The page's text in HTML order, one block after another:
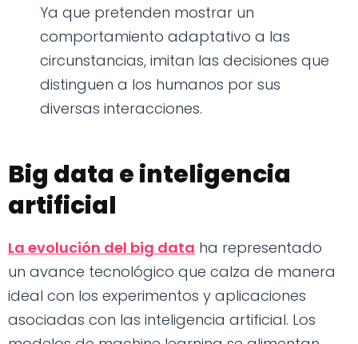
Ya que pretenden mostrar un
comportamiento adaptativo a las
circunstancias, imitan las decisiones que
distinguen a los humanos por sus
diversas interacciones.
Big data e inteligencia
artificial
La evolución del big data ha representado
un avance tecnológico que calza de manera
ideal con los experimentos y aplicaciones
asociadas con las inteligencia artificial. Los